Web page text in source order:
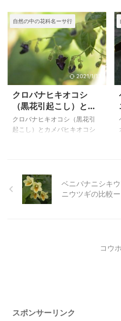
とから、図鑑で花も調べてい
たので、花だけでも同じ仲間
だという事が分かりました。
ウグイスカグ ...
の林縁に生える多年草で、秋
の低山地の湿り気のあるとこ
ろに普通に生えているので見
かけることの多い植物です。
葉は３～４回３出羽状複葉
で、小葉は長さ３～６cm、鋭
い鋸歯があるのも特徴のひと
つです。 枝先の複散形花序
は、平らで広い皿状になるの
も特徴になります。 上のシ
ラネセンキュウ（白根川弓）
は、２００６年８月２５日に
０３年９月１４ ...
自然の中の花科名ーサ行
2021/1/13
クロバナヒキオコシ
（黒花引起こし）とカ
メバヒキオコシ（亀葉
引起こし）の特徴
クロバナヒキオコシ（黒花引
起こし）とカメバヒキオコシ
花冠は暗紫色で長さ５～６㎜
小さな花が咲きます。 カメバ
ヒキオコシは葉の形が卵円形
こをすること ...
ベニバナニシキ
ニウツギの比較
コウ
スポンサーリンク